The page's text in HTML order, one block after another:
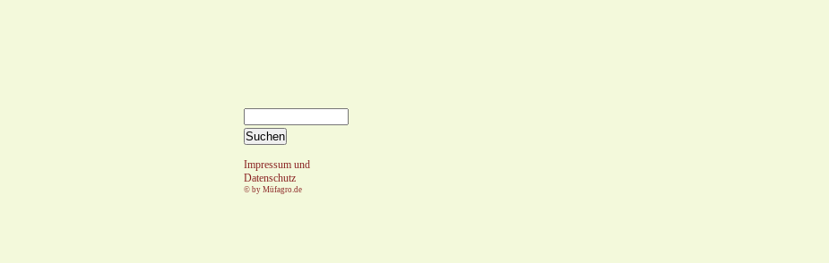
Impressum und
Datenschutz
© by Müfagro.de